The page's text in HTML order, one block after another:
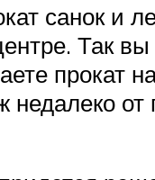
санок и
Так
прокат
недалеко